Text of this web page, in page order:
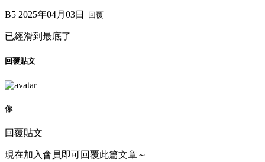
B5 2025年04月03日 回覆
已經滑到最底了
回覆貼文
你
回覆貼文
現在加入會員即可回覆此篇文章～